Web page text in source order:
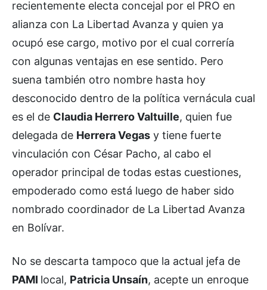
recientemente electa concejal por el PRO en
alianza con La Libertad Avanza y quien ya
ocupó ese cargo, motivo por el cual correría
con algunas ventajas en ese sentido. Pero
suena también otro nombre hasta hoy
desconocido dentro de la política vernácula cual
es el de Claudia Herrero Valtuille, quien fue
delegada de Herrera Vegas y tiene fuerte
vinculación con César Pacho, al cabo el
operador principal de todas estas cuestiones,
empoderado como está luego de haber sido
nombrado coordinador de La Libertad Avanza
en Bolívar.
No se descarta tampoco que la actual jefa de
PAMI local, Patricia Unsaín, acepte un enroque